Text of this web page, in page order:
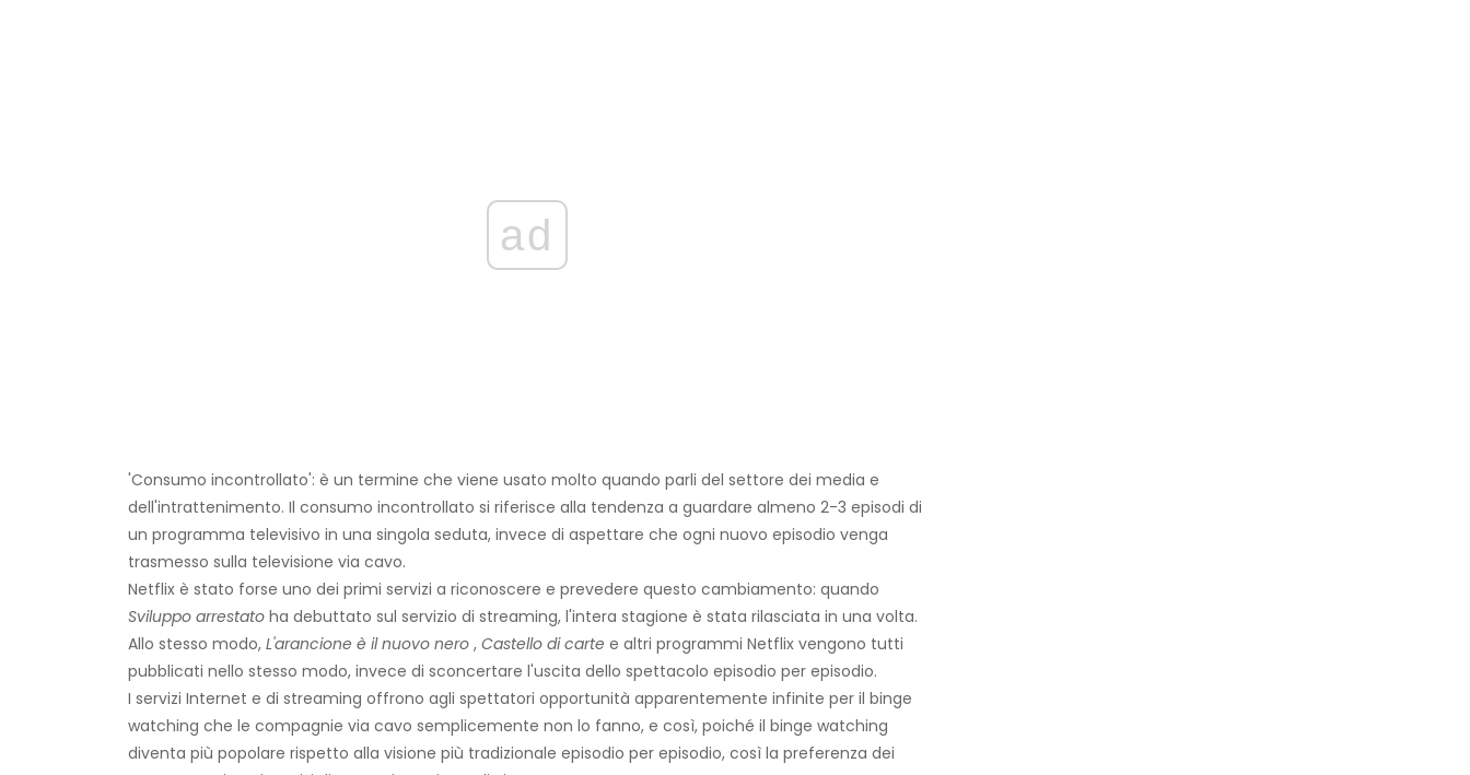
ad
'Consumo incontrollato': è un termine che viene usato molto quando parli del settore dei media e
dell'intrattenimento. Il consumo incontrollato si riferisce alla tendenza a guardare almeno 2-3 episodi di
un programma televisivo in una singola seduta, invece di aspettare che ogni nuovo episodio venga
trasmesso sulla televisione via cavo.
Netflix è stato forse uno dei primi servizi a riconoscere e prevedere questo cambiamento: quando
Sviluppo arrestato ha debuttato sul servizio di streaming, l'intera stagione è stata rilasciata in una volta.
Allo stesso modo, L'arancione è il nuovo nero , Castello di carte e altri programmi Netflix vengono tutti
pubblicati nello stesso modo, invece di sconcertare l'uscita dello spettacolo episodio per episodio.
I servizi Internet e di streaming offrono agli spettatori opportunità apparentemente infinite per il binge
watching che le compagnie via cavo semplicemente non lo fanno, e così, poiché il binge watching
diventa più popolare rispetto alla visione più tradizionale episodio per episodio, così la preferenza dei